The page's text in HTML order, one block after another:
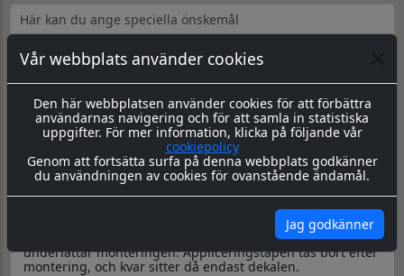
Vår webbplats använder cookies
Den här webbplatsen använder cookies för att förbättra
användarnas navigering och för att samla in statistiska
uppgifter. För mer information, klicka på följande vår
cookiepolicy
Genom att fortsätta surfa på denna webbplats godkänner
du användningen av cookies för ovanstående ändamål.
Jag godkänner
Produktbeskrivning
Dokument
Datorskuren dekal / logo
Material & Tillverkning: Dessa dekaler skärs ut i en 8-årig
genomfärgad kvalitetsfolie, som fäster på de flesta plana
ytor.
Dekalen levereras redo för montage med
appliceringstape över som håller ihop dekalen, och
underlättar monteringen. Appliceringstapen tas bort efter
montering, och kvar sitter då endast dekalen.